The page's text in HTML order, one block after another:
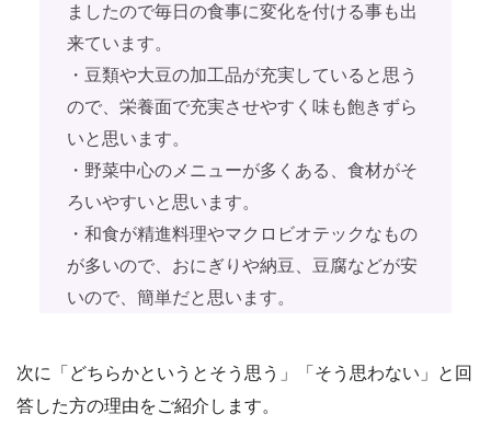
ましたので毎日の食事に変化を付ける事も出
来ています。
・豆類や大豆の加工品が充実していると思う
ので、栄養面で充実させやすく味も飽きずら
いと思います。
・野菜中心のメニューが多くある、食材がそ
ろいやすいと思います。
・和食が精進料理やマクロビオテックなもの
が多いので、おにぎりや納豆、豆腐などが安
いので、簡単だと思います。
次に「どちらかというとそう思う」「そう思わない」と回
答した方の理由をご紹介します。